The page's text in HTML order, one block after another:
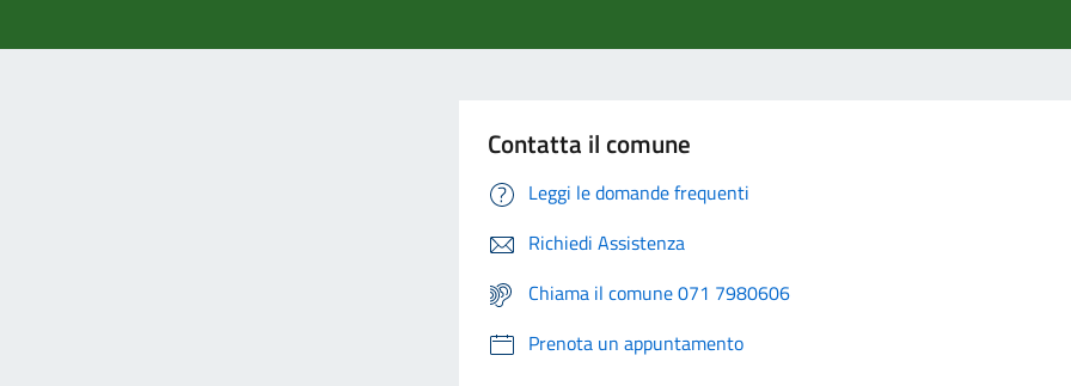
Contatta il comune
Leggi le domande frequenti
Richiedi Assistenza
Chiama il comune 071 7980606
Prenota un appuntamento